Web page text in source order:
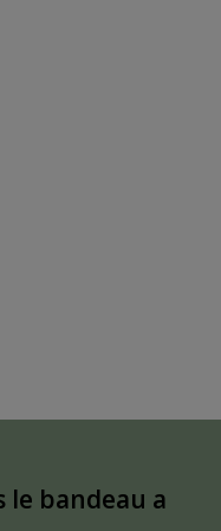
le bandeau a